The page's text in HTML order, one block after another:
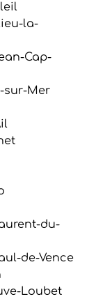
la-
Cap-
sur-Mer
du-
de-Vence
Loubet